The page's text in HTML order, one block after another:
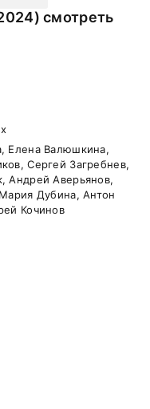
Елена Валюшкина,
Сергей Загребнев,
Андрей Аверьянов,
Дубина, Антон
Кочинов